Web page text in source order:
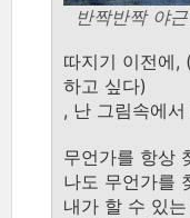
반짝반짝 야
따지기 이전에,
하고 싶다)
, 난 그림속에
무언가를 항상
나도 무언가를
내가 할 수 있